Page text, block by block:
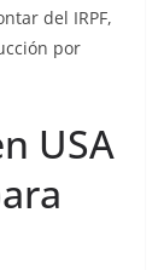
del IRPF,
por
USA